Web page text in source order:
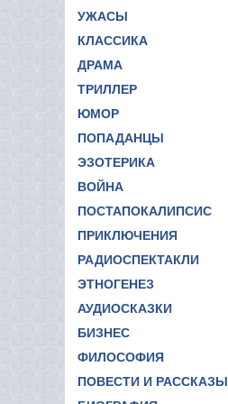
УЖАСЫ
КЛАССИКА
ДРАМА
ТРИЛЛЕР
ЮМОР
ПОПАДАНЦЫ
ЭЗОТЕРИКА
ВОЙНА
ПОСТАПОКАЛИПСИС
ПРИКЛЮЧЕНИЯ
РАДИОСПЕКТАКЛИ
ЭТНОГЕНЕЗ
АУДИОСКАЗКИ
БИЗНЕС
ФИЛОСОФИЯ
ПОВЕСТИ И РАССКАЗЫ